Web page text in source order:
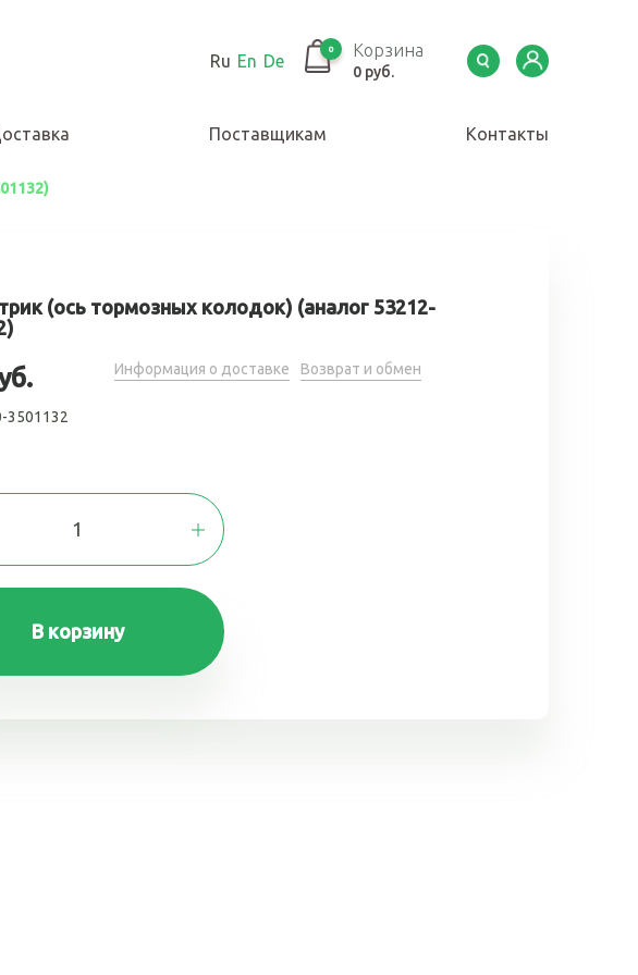
Ru En De
0 Корзина
0 руб.
Поставщикам Контакты
(ось тормозных колодок) (аналог 53212-
3501132
Информация о доставке Возврат и обмен
В корзину